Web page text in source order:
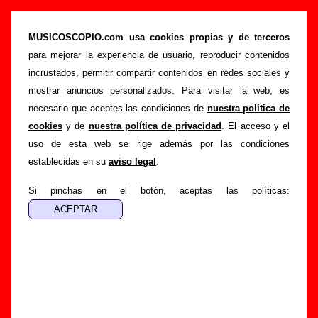
MUSICOSCOPIO.com usa cookies propias y de terceros
para mejorar la experiencia de usuario, reproducir contenidos
incrustados, permitir compartir contenidos en redes sociales y
mostrar anuncios personalizados. Para visitar la web, es
necesario que aceptes las condiciones de nuestra política de
cookies y de nuestra política de privacidad . El acceso y el
uso de esta web se rige además por las condiciones
establecidas en su aviso legal .
Si pinchas en el botón, aceptas las políticas:
La Casa Azul - Añadir o corregir información
Portada >La Casa Azul >Añadir
Si tienes información adicional, puedes enviar nueva
información o corregir la existente mediante el siguiente
formulario o escribiendo un e-mail a
guialven@musicoscopio.com.Gracias por tu
colaboración.
Nombre: